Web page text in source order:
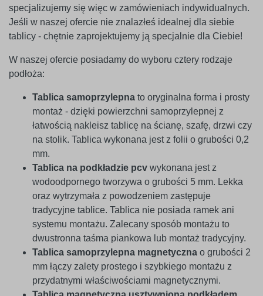
specjalizujemy się więc w zamówieniach indywidualnych.
Jeśli w naszej ofercie nie znalazłeś idealnej dla siebie
tablicy - chętnie zaprojektujemy ją specjalnie dla Ciebie!
W naszej ofercie posiadamy do wyboru cztery rodzaje
podłoża:
Tablica samoprzylepna to oryginalna forma i prosty
montaż - dzięki powierzchni samoprzylepnej z
łatwością nakleisz tablicę na ścianę, szafę, drzwi czy
na stolik. Tablica wykonana jest z folii o grubości 0,2
mm.
Tablica na podkładzie pcv wykonana jest z
wodoodpornego tworzywa o grubości 5 mm. Lekka
oraz wytrzymała z powodzeniem zastępuje
tradycyjne tablice. Tablica nie posiada ramek ani
systemu montażu. Zalecany sposób montażu to
dwustronna taśma piankowa lub montaż tradycyjny.
Tablica samoprzylepna magnetyczna o grubości 2
mm łączy zalety prostego i szybkiego montażu z
przydatnymi właściwościami magnetycznymi.